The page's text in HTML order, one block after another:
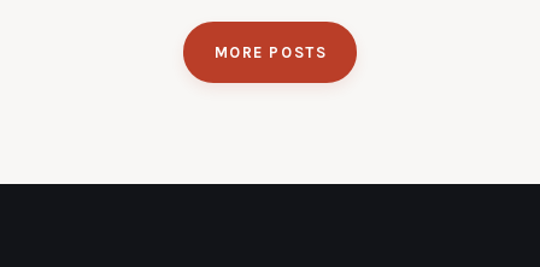
MORE POSTS